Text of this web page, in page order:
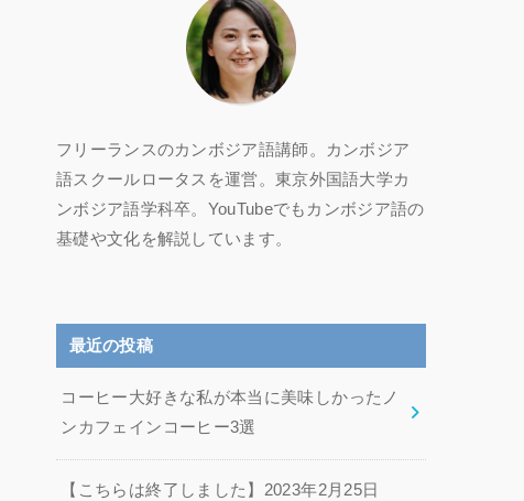
フリーランスのカンボジア語講師。カンボジア
語スクールロータスを運営。東京外国語大学カ
ンボジア語学科卒。YouTubeでもカンボジア語の
基礎や文化を解説しています。
最近の投稿
コーヒー大好きな私が本当に美味しかったノ
ンカフェインコーヒー3選
【こちらは終了しました】2023年2月25日